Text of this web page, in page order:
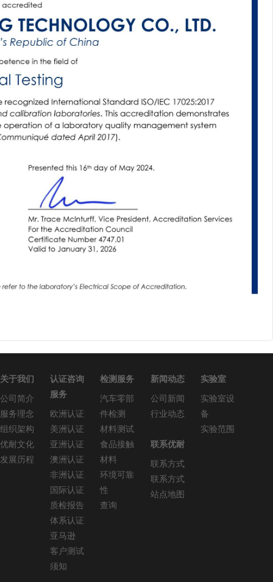
关于我们
公司简介
服务理念
组织架构
优耐文化
发展历程
认证咨询
服务
欧洲认证
美洲认证
亚洲认证
澳洲认证
非洲认证
国际认证
质检报告
体系认证
亚马逊
客户测试
须知
检测服务
汽车零部
件检测
材料测试
食品接触
材料
环境可靠
性
查询
新闻动态
公司新闻
行业动态
实验室
实验室设
备
实验范围
联系优耐
联系方式
联系方式
站点地图